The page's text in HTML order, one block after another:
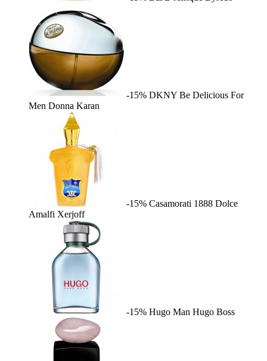
-15% DKNY Be Delicious For
Men Donna Karan
-15% Casamorati 1888 Dolce
Amalfi Xerjoff
-15% Hugo Man Hugo Boss